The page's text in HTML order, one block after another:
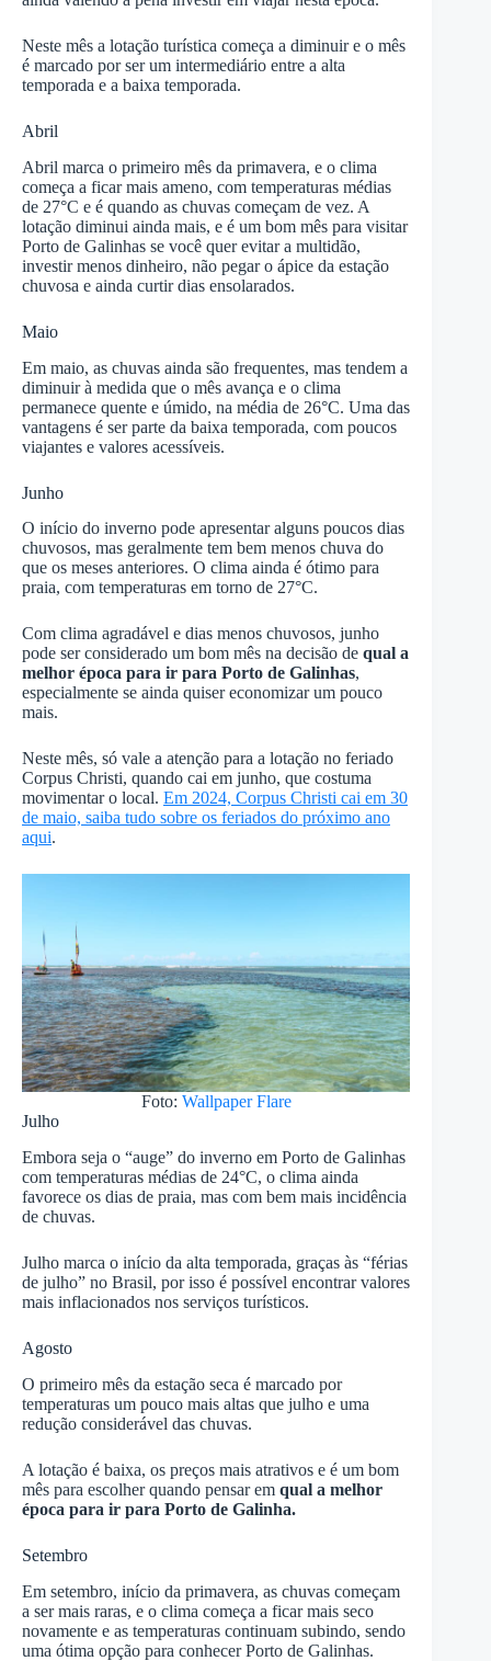
Neste mês a lotação turística começa a diminuir e o mês
é marcado por ser um intermediário entre a alta
temporada e a baixa temporada.
Abril
Abril marca o primeiro mês da primavera, e o clima
começa a ficar mais ameno, com temperaturas médias
de 27°C e é quando as chuvas começam de vez. A
lotação diminui ainda mais, e é um bom mês para visitar
Porto de Galinhas se você quer evitar a multidão,
investir menos dinheiro, não pegar o ápice da estação
chuvosa e ainda curtir dias ensolarados.
Maio
Em maio, as chuvas ainda são frequentes, mas tendem a
diminuir à medida que o mês avança e o clima
permanece quente e úmido, na média de 26°C. Uma das
vantagens é ser parte da baixa temporada, com poucos
viajantes e valores acessíveis.
Junho
O início do inverno pode apresentar alguns poucos dias
chuvosos, mas geralmente tem bem menos chuva do
que os meses anteriores. O clima ainda é ótimo para
praia, com temperaturas em torno de 27°C.
Com clima agradável e dias menos chuvosos, junho
pode ser considerado um bom mês na decisão de qual a
melhor época para ir para Porto de Galinhas,
especialmente se ainda quiser economizar um pouco
mais.
Neste mês, só vale a atenção para a lotação no feriado
Corpus Christi, quando cai em junho, que costuma
movimentar o local. Em 2024, Corpus Christi cai em 30
de maio, saiba tudo sobre os feriados do próximo ano
aqui.
Foto: Wallpaper Flare
Julho
Embora seja o “auge” do inverno em Porto de Galinhas
com temperaturas médias de 24°C, o clima ainda
favorece os dias de praia, mas com bem mais incidência
de chuvas.
Julho marca o início da alta temporada, graças às “férias
de julho” no Brasil, por isso é possível encontrar valores
mais inflacionados nos serviços turísticos.
Agosto
O primeiro mês da estação seca é marcado por
temperaturas um pouco mais altas que julho e uma
redução considerável das chuvas.
A lotação é baixa, os preços mais atrativos e é um bom
mês para escolher quando pensar em qual a melhor
época para ir para Porto de Galinha.
Setembro
Em setembro, início da primavera, as chuvas começam
a ser mais raras, e o clima começa a ficar mais seco
novamente e as temperaturas continuam subindo, sendo
uma ótima opção para conhecer Porto de Galinhas.